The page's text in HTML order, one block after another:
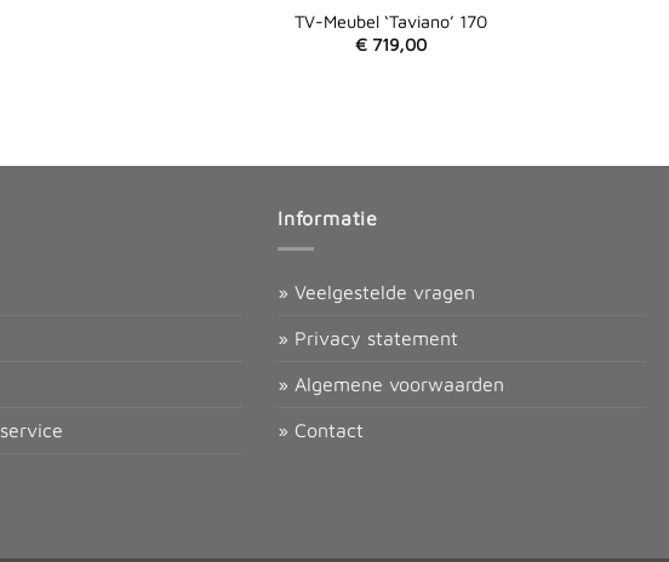
TV-Meubel ‘Taviano’ 170
€719,00
Informatie
» Veelgestelde vragen
» Privacy statement
» Algemene voorwaarden
» Contact